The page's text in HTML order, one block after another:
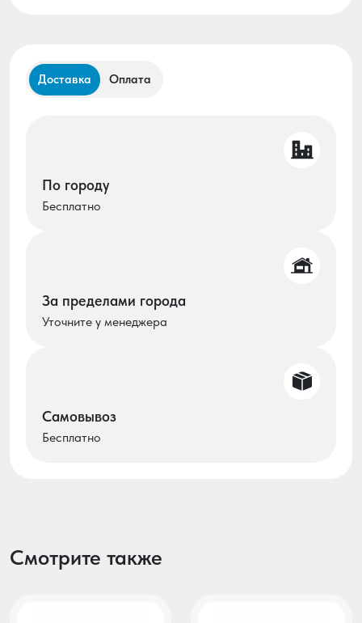
Доставка Оплата
По городу
Бесплатно
За пределами города
Уточните у менеджера
Самовывоз
Бесплатно
Смотрите также